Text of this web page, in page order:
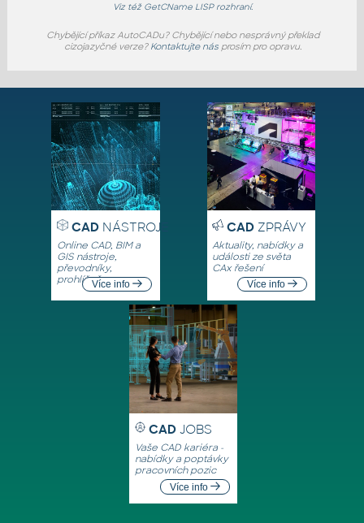
Viz též GetCNameLISP rozhraní.
Chybějící příkaz AutoCADu? Chybějící nebo nesprávný překlad
cizojazyčné verze? Kontaktujte násprosím pro opravu.
CADNÁSTROJE
Online CAD, BIM a
GIS nástroje,
převodníky,
prohlížečeVíce info
CADZPRÁVY
Aktuality, nabídky a
události ze světa
CAx řešení
Více info
CAD JOBS
Vaše CAD kariéra -
nabídky a poptávky
pracovních pozic
Více info